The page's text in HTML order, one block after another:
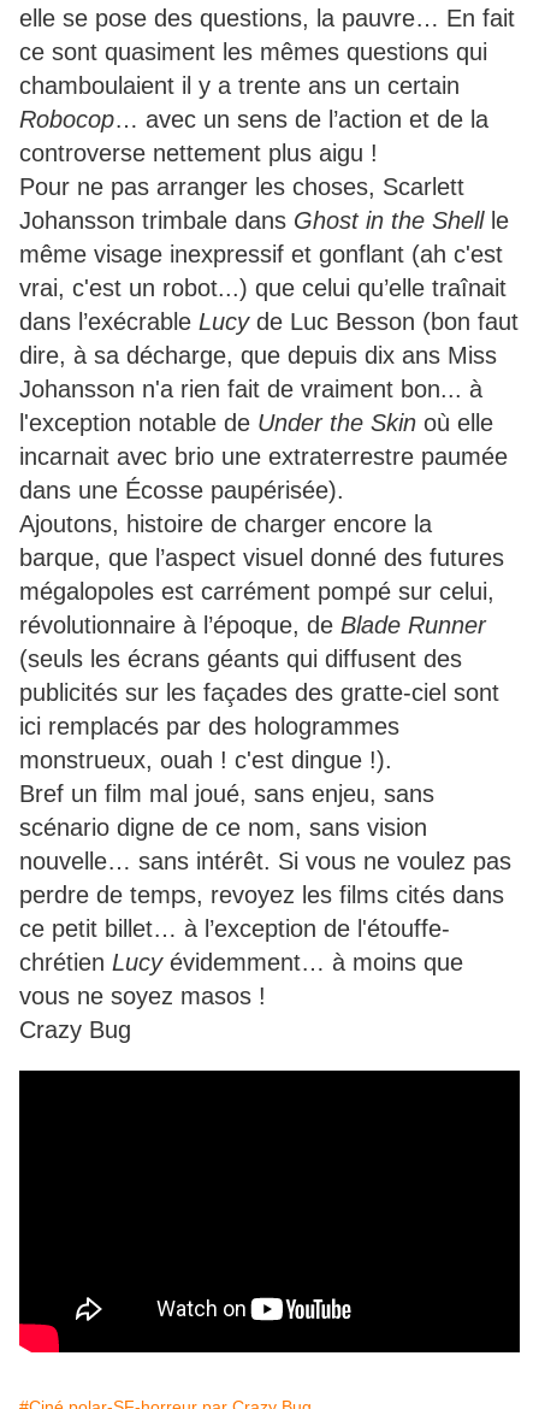
elle se pose des questions, la pauvre… En fait
ce sont quasiment les mêmes questions qui
chamboulaient il y a trente ans un certain
Robocop… avec un sens de l’action et de la
controverse nettement plus aigu !
Pour ne pas arranger les choses, Scarlett
Johansson trimbale dans Ghost in the Shellle
même visage inexpressif et gonflant (ah c'est
vrai, c'est un robot...) que celui qu’elle traînait
dans l’exécrable Lucyde Luc Besson (bon faut
dire, à sa décharge, que depuis dix ans Miss
Johansson n'a rien fait de vraiment bon... à
l'exception notable de Under the Skin où elle
incarnait avec brio une extraterrestre paumée
dans une Écosse paupérisée).
Ajoutons, histoire de charger encore la
barque, que l’aspect visuel donné des futures
mégalopoles est carrément pompé sur celui,
révolutionnaire à l’époque, de Blade Runner
(seuls les écrans géants qui diffusent des
publicités sur les façades des gratte-ciel sont
ici remplacés par des hologrammes
monstrueux, ouah ! c'est dingue !).
Bref un film mal joué, sans enjeu, sans
scénario digne de ce nom, sans vision
nouvelle… sans intérêt. Si vous ne voulez pas
perdre de temps, revoyez les films cités dans
ce petit billet… à l’exception de l'étouffe-
chrétien Lucyévidemment… à moins que
vous ne soyez masos !
Crazy Bug